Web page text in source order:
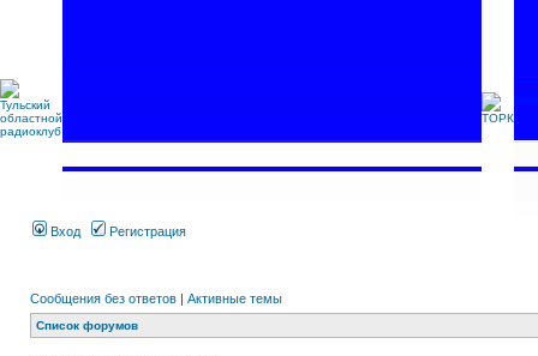
Вход Регистрация
Сообщения без ответов | Активные темы
Список форумов